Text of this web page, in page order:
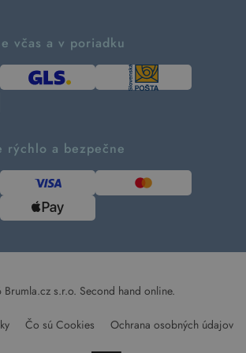
hand
včas a v poriadku
rýchlo a bezpečne
s.r.o. Second hand online.
Čo sú Cookies Ochrana osobných údajov